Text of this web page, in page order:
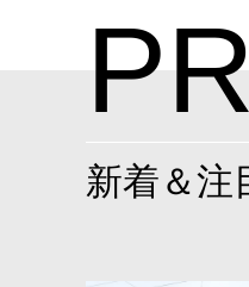
新着＆注